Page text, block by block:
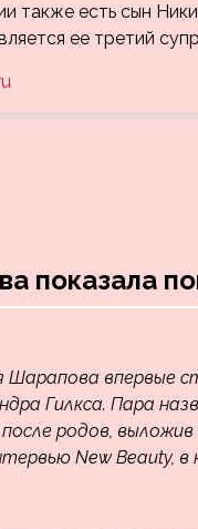
также есть сын
ее третий
показала
впервые
Гилкса. Пара
после родов,
New Beauty,